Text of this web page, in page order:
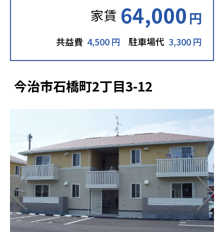
家賃 64,000 円
共益費 4,500 円 駐車場代 3,300 円
今治市石橋町2丁目3-12